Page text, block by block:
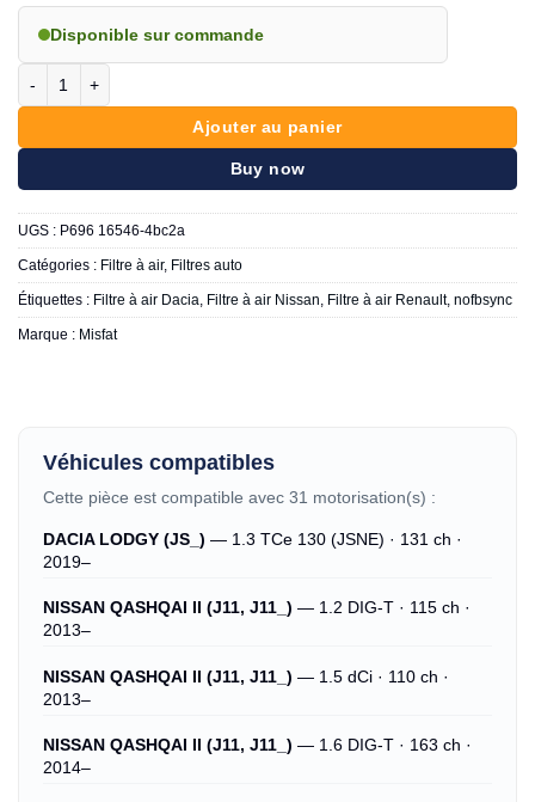
Disponible sur commande
Ajouter au panier
Buy now
UGS : P696 16546-4bc2a
Catégories : Filtre à air, Filtres auto
Étiquettes : Filtre à air Dacia Filtre à air Nissan Filtre à air Renault, nofbsync
Marque : Misfat
Véhicules compatibles
Cette pièce est compatible avec 31 motorisation(s) :
DACIA LODGY (JS_) — 1.3 TCe 130 (JSNE) · 131 ch ·
2019–
NISSAN QASHQAI II (J11, J11_) — 1.2 DIG-T · 115 ch ·
2013–
NISSAN QASHQAI II (J11, J11_) — 1.5 dCi · 110 ch ·
2013–
NISSAN QASHQAI II (J11, J11_) — 1.6 DIG-T · 163 ch ·
2014–